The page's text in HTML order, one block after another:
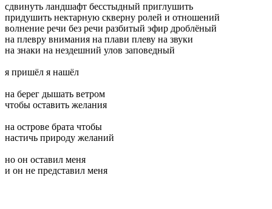
сдвинуть ландшафт бесстыдный приглушить
придушить нектарную скверну ролей и отношений
волнение речи без речи разбитый эфир дроблёный
на плевру внимания на плави плеву на звуки
на знаки на нездешний улов заповедный
я пришёл я нашёл
на берег дышать ветром
чтобы оставить желания
на острове брата чтобы
настичь природу желаний
но он оставил меня
и он не представил меня